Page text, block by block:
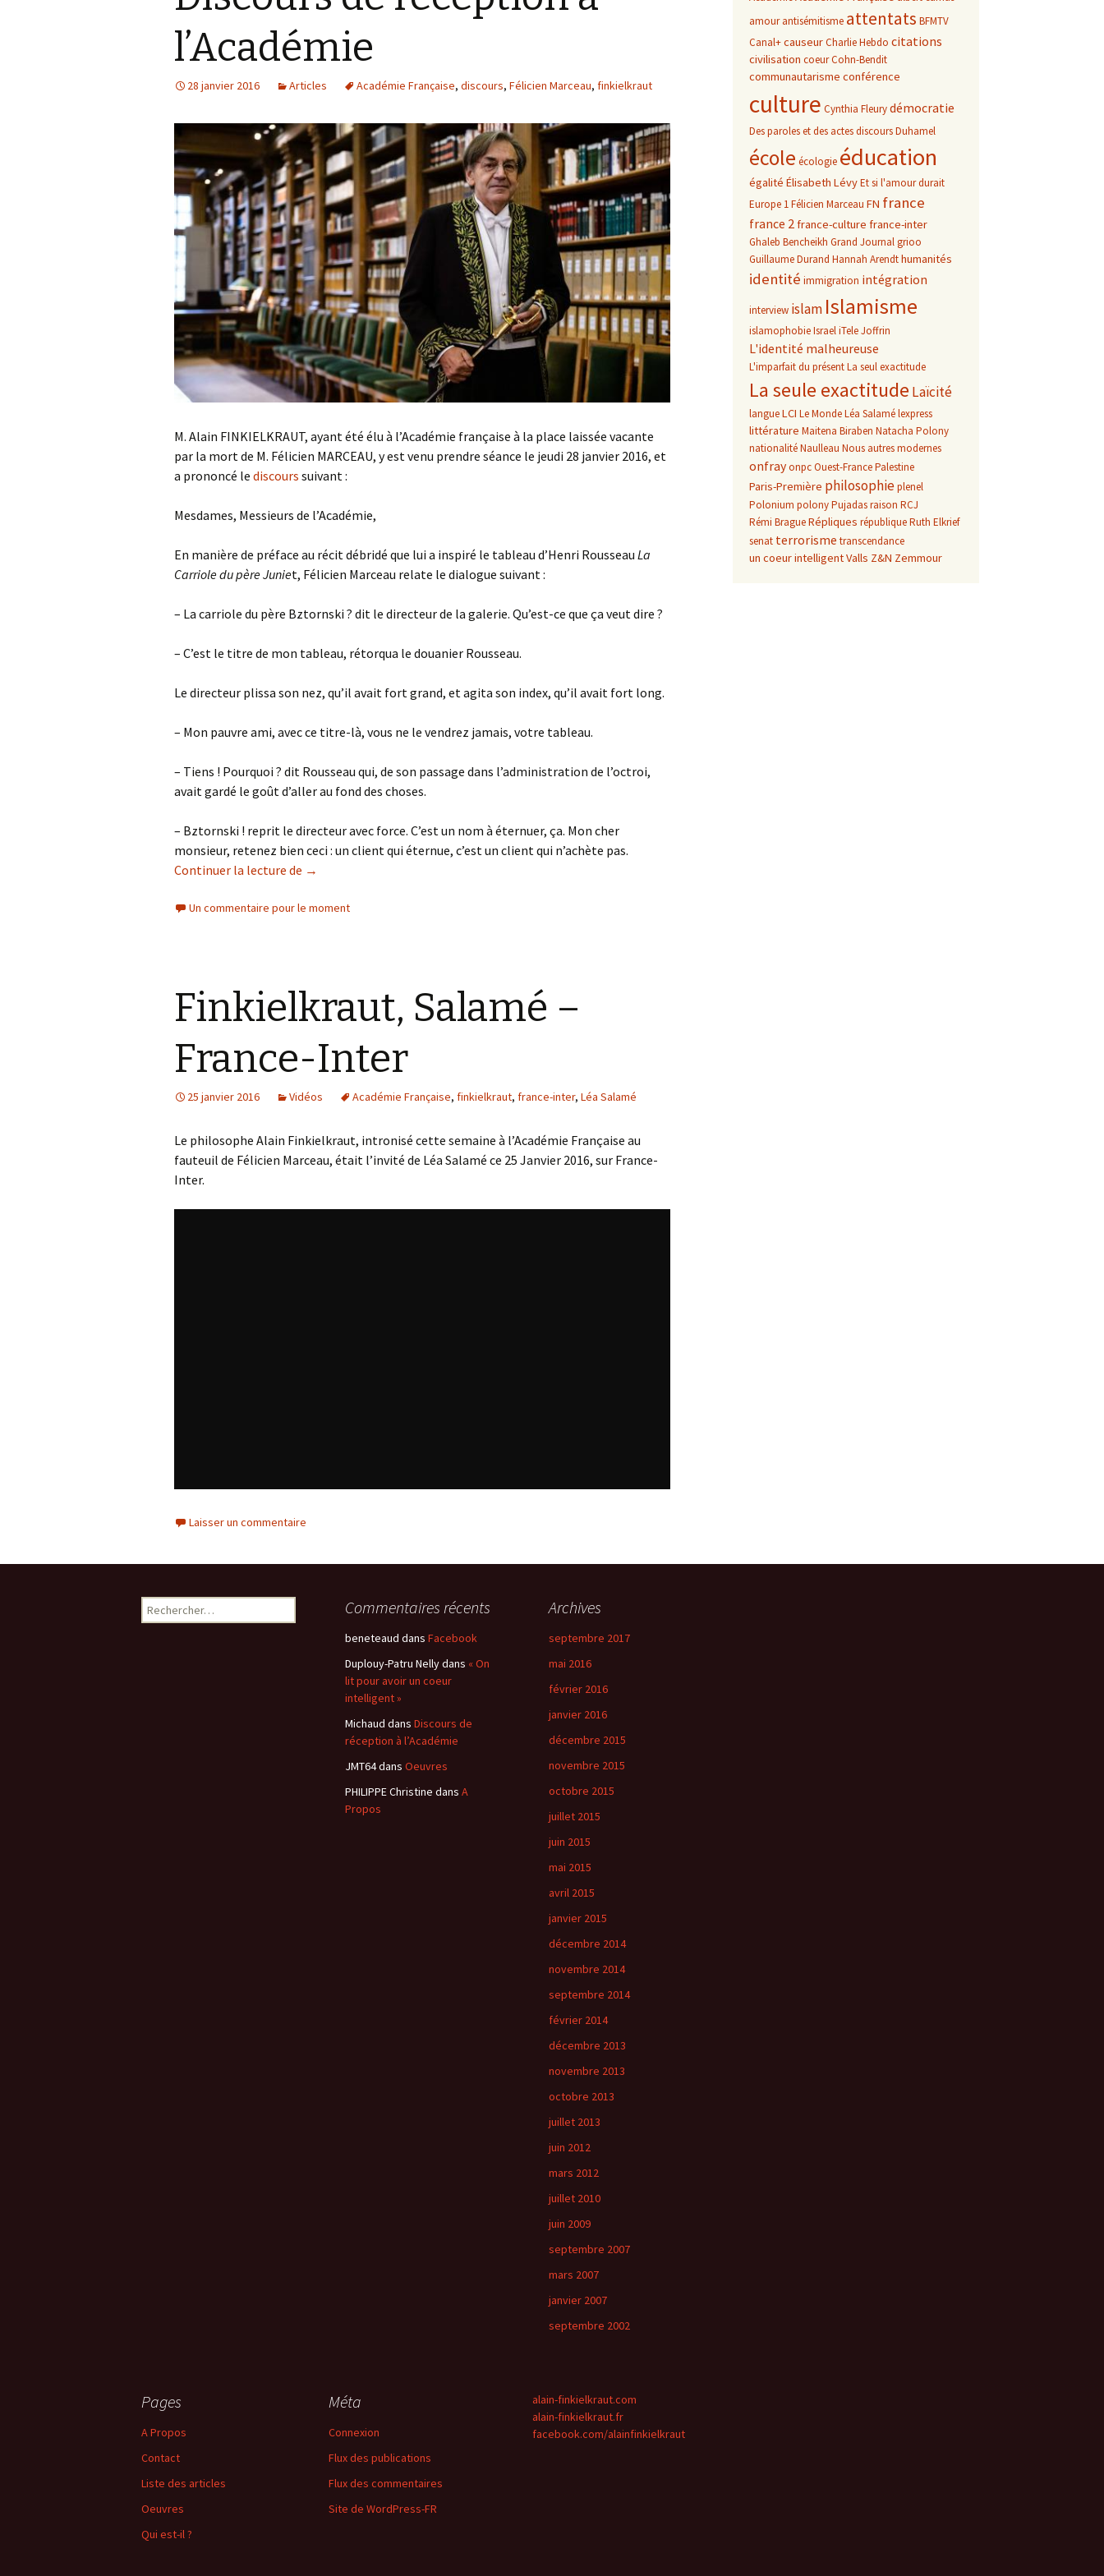
l’Académie
28 janvier 2016 Articles Académie Française, discours, Félicien Marceau, finkielkraut
M. Alain FINKIELKRAUT, ayant été élu à l’Académie française à la place laissée vacante
par la mort de M. Félicien MARCEAU, y est venu prendre séance le jeudi 28 janvier 2016, et
a prononcé le discours suivant :
Mesdames, Messieurs de l’Académie,
En manière de préface au récit débridé que lui a inspiré le tableau d’Henri Rousseau La
Carriole du père Juniet, Félicien Marceau relate le dialogue suivant :
– La carriole du père Bztornski ? dit le directeur de la galerie. Qu’est-ce que ça veut dire ?
– C’est le titre de mon tableau, rétorqua le douanier Rousseau.
Le directeur plissa son nez, qu’il avait fort grand, et agita son index, qu’il avait fort long.
– Mon pauvre ami, avec ce titre-là, vous ne le vendrez jamais, votre tableau.
– Tiens ! Pourquoi ? dit Rousseau qui, de son passage dans l’administration de l’octroi,
avait gardé le goût d’aller au fond des choses.
– Bztornski ! reprit le directeur avec force. C’est un nom à éternuer, ça. Mon cher
monsieur, retenez bien ceci : un client qui éternue, c’est un client qui n’achète pas.
Continuer la lecture de Discours de réception à l’Académie
→
Un commentaire pour le moment
Finkielkraut, Salamé –
France-Inter
25 janvier 2016 Vidéos Académie Française, finkielkraut, france-inter, Léa Salamé
Le philosophe Alain Finkielkraut, intronisé cette semaine à l’Académie Française au
fauteuil de Félicien Marceau, était l’invité de Léa Salamé ce 25 Janvier 2016, sur France-
Inter.
Laisser un commentaire
amour antisémitisme attentats BFMTV
Canal+causeurCharlie Hebdo citations
civilisation coeurCohn-Bendit
communautarisme conférence
culture Cynthia Fleurydémocratie
Des paroles et des actesdiscoursDuhamel
école écologie éducation
égalité Élisabeth LévyEt si l'amour durait
Europe 1Félicien Marceau FN france
france 2france-culture france-inter
Ghaleb Bencheikh Grand Journalgrioo
Guillaume Durand Hannah Arendthumanités
identité immigration intégration
interview islam Islamisme
islamophobieIsraeliTeleJoffrin
L'identité malheureuse
L'imparfait du présentLa seul exactitude
La seule exactitude Laïcité
langueLCI Le MondeLéa Salamélexpress
littérature Maitena Biraben Natacha Polony
nationalitéNaulleau Nous autres modernes
onfrayonpcOuest-FrancePalestine
Paris-Première philosophieplenel
Polonium polonyPujadasraison RCJ
Rémi BragueRépliques républiqueRuth Elkrief
senat terrorisme transcendance
un coeur intelligentValls Z&N Zemmour
Rechercher : Commentaires récents
beneteaud dans Facebook
Duplouy-Patru Nellydans « On
lit pour avoir un coeur
intelligent »
Michaud dans Discours de
réception à l’Académie
JMT64dans Oeuvres
PHILIPPE Christine dans A
Propos
Archives
septembre 2017
mai 2016
février 2016
janvier 2016
décembre 2015
novembre 2015
octobre 2015
juillet 2015
juin 2015
mai 2015
avril 2015
janvier 2015
décembre 2014
novembre 2014
septembre 2014
février 2014
décembre 2013
novembre 2013
octobre 2013
juillet 2013
juin 2012
mars 2012
juillet 2010
juin 2009
septembre 2007
mars 2007
janvier 2007
septembre 2002
Pages
A Propos
Contact
Liste des articles
Oeuvres
Qui est-il ?
Méta
Connexion
Flux des publications
Flux des commentaires
Site de WordPress-FR
alain-finkielkraut.com
alain-finkielkraut.fr
facebook.com/alainfinkielkraut